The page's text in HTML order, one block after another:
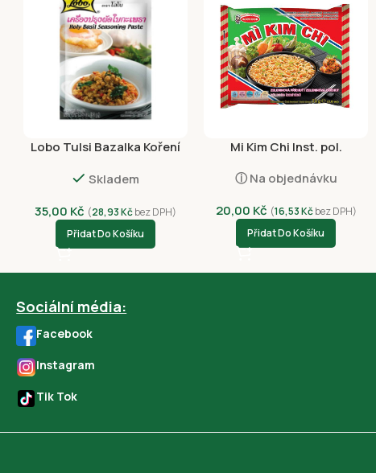
Lobo Tulsi Bazalka Koření
Skladem
35,00 Kč (28,93Kčbez DPH)
Přidat Do Košíku
Mi Kim Chi Inst. pol.
ⓘ Na objednávku
20,00 Kč (16,53Kčbez DPH)
Přidat Do Košíku
Sociální média:
Facebook
Instagram
Tik Tok